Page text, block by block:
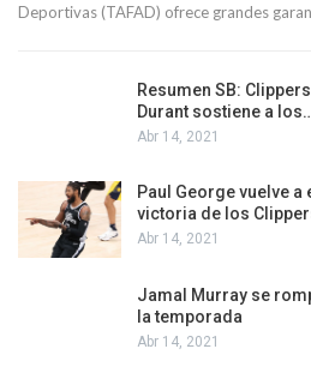
Deportivas (TAFAD) ofrece grandes
Resumen SB:
Durant sostiene a
Abr 14, 2021
Paul George vuelve a
victoria de los
Abr 14, 2021
Jamal Murray se
la temporada
Abr 14, 2021